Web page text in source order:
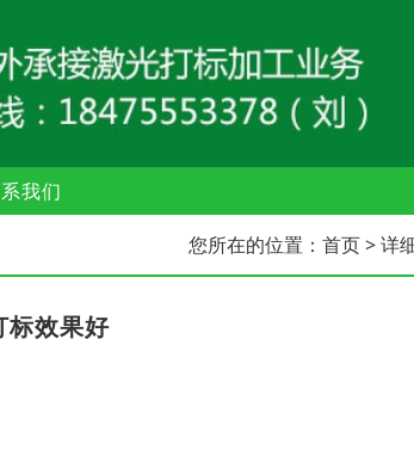
我们
您所在的位置： 首页> 详
标效果好